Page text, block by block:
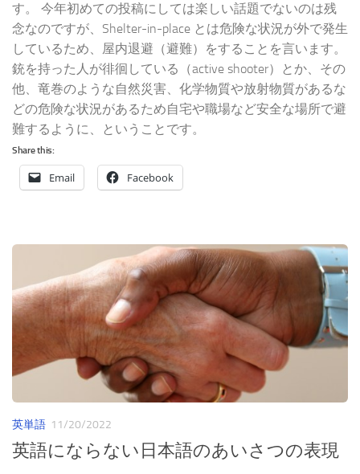
す。 今年初めての投稿にしては楽しい話題でないのは残
念なのですが、Shelter-in-place とは危険な状況が外で発生
しているため、屋内退避（避難）をすることを言います。
銃を持った人が徘徊している（active shooter）とか、その
他、竜巻のような自然災害、化学物質や放射物質があるな
どの危険な状況があるため自宅や職場など安全な場所で避
難するように、ということです。
Share this:
Email Facebook
英単語 11/20/2022
英語にならない日本語のあいさつの表現